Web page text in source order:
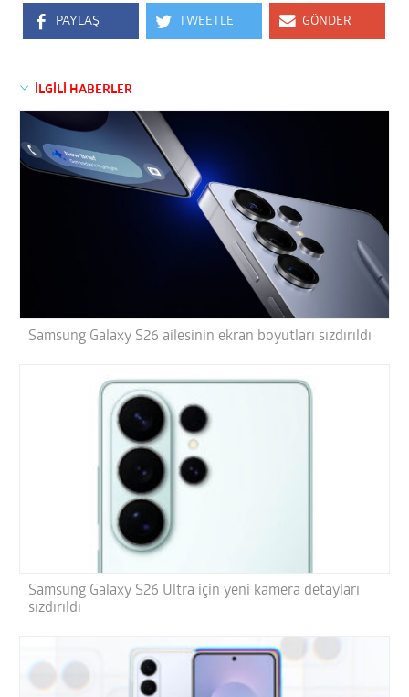
PAYLAŞ TWEETLE GÖNDER
İLGİLİ HABERLER
Samsung Galaxy S26 ailesinin ekran boyutları sızdırıldı
Samsung Galaxy S26 Ultra için yeni kamera detayları
sızdırıldı